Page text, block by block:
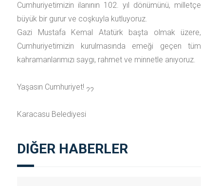
Cumhuriyetimizin ilanının 102. yıl dönümünü, milletçe
büyük bir gurur ve coşkuyla kutluyoruz.
Gazi Mustafa Kemal Atatürk başta olmak üzere,
Cumhuriyetimizin kurulmasında emeği geçen tüm
kahramanlarımızı saygı, rahmet ve minnetle anıyoruz.
Yaşasın Cumhuriyet!
Karacasu Belediyesi
DIĞER HABERLER